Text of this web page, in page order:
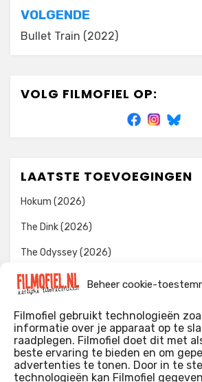
Beheer cookie-
Filmofiel gebruikt technologieën
informatie over je apparaat op te
raadplegen. Filmofiel doet dit met
beste ervaring te bieden en om
advertenties te tonen. Door in te
technologieën kan Filmofiel
VOLGENDE
Bullet Train (2022)
VOLG FILMOFIEL OP:
LAATSTE TOEVOEGINGEN
Hokum (2026)
The Dink (2026)
The Odyssey (2026)
Evil Dead Burn (2026)
WIE IK BEN…?